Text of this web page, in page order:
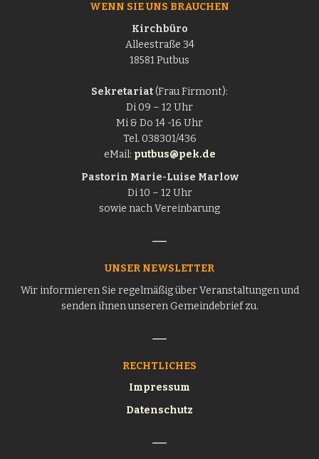
WENN SIE UNS BRAUCHEN
Kirchbüro
Alleestraße 34
18581 Putbus
Sekretariat(Frau Firmont):
Di 09 – 12 Uhr
Mi & Do 14 -16 Uhr
Tel. 038301/436
eMail: putbus@pek.de
Pastorin Marie-Luise Marlow
Di 10 – 12 Uhr
sowie nach Vereinbarung
UNSER NEWSLETTER
Wir informieren Sie regelmäßig über Veranstaltungen und
senden ihnen unseren Gemeindebrief zu.
RECHTLICHES
Impressum
Datenschutz